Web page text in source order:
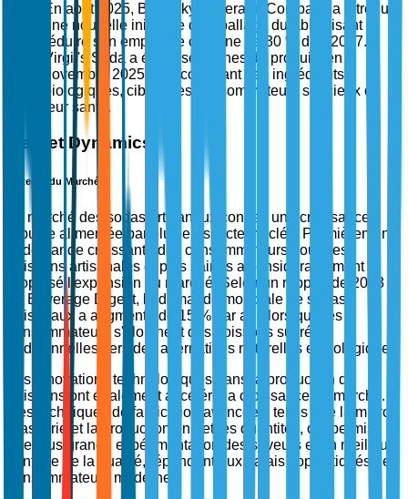
En août 2025, Blue Sky Beverage Company a introduit
une nouvelle initiative d'emballage durable visant à
réduire son empreinte carbone de 30 % d'ici 2027.
Virgil's Soda a élargi ses lignes de produits en
novembre 2025 en incorporant des ingrédients
biologiques, ciblant les consommateurs soucieux de
leur santé.
Market Dynamics
Moteurs du Marché
Le marché des sodas artisanaux connaît une croissance
robuste alimentée par plusieurs facteurs clés. Premièrement,
la demande croissante des consommateurs pour des
boissons artisanales et plus saines a considérablement
propulsé l'expansion du marché. Selon un rapport de 2023
de Beverage Digest, la demande mondiale de sodas
artisanaux a augmenté de 15 % par an alors que les
consommateurs s'éloignent des boissons sucrées
traditionnelles vers des alternatives naturelles et biologiques.
Les innovations technologiques dans la production de
boissons ont également accéléré la croissance du marché.
Des techniques de fabrication avancées, telles que la micro-
brasserie et la production en petites quantités, ont permis
une plus grande expérimentation des saveurs et un meilleur
contrôle de la qualité, répondant aux palais sophistiqués des
consommateurs modernes.